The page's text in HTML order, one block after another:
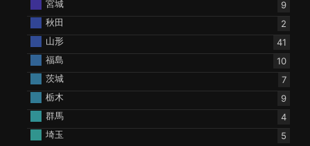
宮城
9
秋田
2
山形
41
福島
10
茨城
7
栃木
9
群馬
4
埼玉
5